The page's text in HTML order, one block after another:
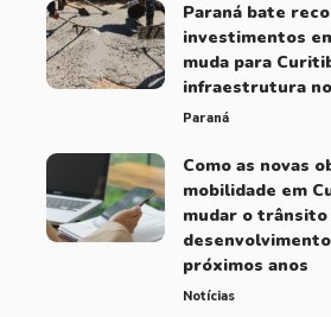
Paraná bate
investimentos
muda para
infraestrutura
Paraná
Como as novas
mobilidade em
mudar o
próximos anos
Notícias